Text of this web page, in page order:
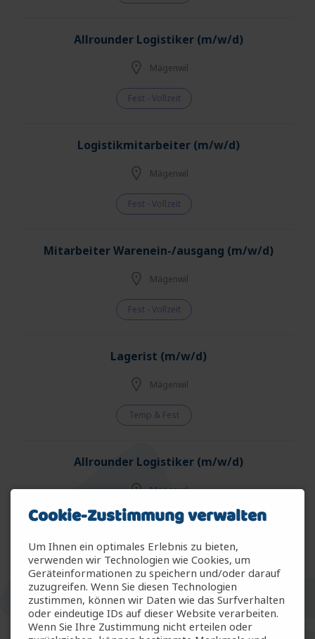
Allrounder Logistiker (m/w/d)
Mägenwil
Fest - Vollzeit
Logistikmitarbeiter (m/w/d)
Mägenwil
Fest - Vollzeit
Mitarbeiter Warenein-/ausgang (m/w/d)
Mägenwil
Fest - Vollzeit
Lagerist (m/w/d)
Mägenwil
Temp & Fest
Allrounder Logistiker (m/w/d)
Mägenwil
Temp & Fest
Allrounder Gartenbau (m/w/d)
Arbon
Temp & Fest
Cookie-Zustimmung verwalten
Um Ihnen ein optimales Erlebnis zu bieten,
verwenden wir Technologien wie Cookies, um
Geräteinformationen zu speichern und/oder darauf
zuzugreifen. Wenn Sie diesen Technologien
zustimmen, können wir Daten wie das Surfverhalten
oder eindeutige IDs auf dieser Website verarbeiten.
Wenn Sie Ihre Zustimmung nicht erteilen oder